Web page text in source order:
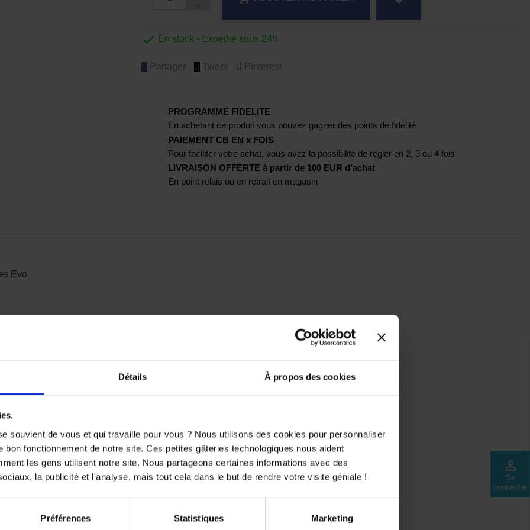
Détails À propos des cookies
souvient de vous et qui travaille pour vous ? Nous utilisons des cookies pour personnaliser
bon fonctionnement de notre site. Ces petites gâteries technologiques nous aident
les gens utilisent notre site. Nous partageons certaines informations avec des
la publicité et l'analyse, mais tout cela dans le but de rendre votre visite géniale !
Préférences Statistiques Marketing
perm_identity
Se
connecter
 En stock - Expédié sous 24h
Partager Tweet Pinterest
PROGRAMME FIDELITE
En achetant ce produit vous pouvez gagner des points de fidélité
PAIEMENT CB EN x FOIS
Pour faciliter votre achat, vous avez la possibilité de régler en 2, 3 ou 4 fois
LIVRAISON OFFERTE à partir de 100 EUR d'achat
En point relais ou en retrait en magasin
Evo
EN1621-1
et aux abrasions
lors des hausses de température